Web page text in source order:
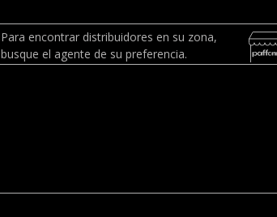
Para encontrar distribuidores en su zona,
busque el agente de su preferencia.